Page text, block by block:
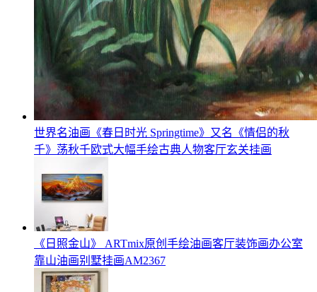
世界名油画《春日时光 Springtime》又名《情侣的秋
千》荡秋千欧式大幅手绘古典人物客厅玄关挂画
《日照金山》 ARTmix原创手绘油画客厅装饰画办公室
靠山油画别墅挂画AM2367